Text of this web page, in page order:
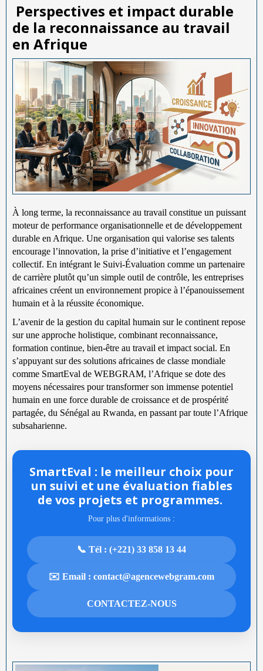
Perspectives et impact durable
de la reconnaissance au travail
en Afrique
À long terme, la reconnaissance au travail constitue un puissant
moteur de performance organisationnelle et de développement
durable en Afrique. Une organisation qui valorise ses talents
encourage l’innovation, la prise d’initiative et l’engagement
collectif. En intégrant le Suivi-Évaluation comme un partenaire
de carrière plutôt qu’un simple outil de contrôle, les entreprises
africaines créent un environnement propice à l’épanouissement
humain et à la réussite économique.
L’avenir de la gestion du capital humain sur le continent repose
sur une approche holistique, combinant reconnaissance,
formation continue, bien-être au travail et impact social. En
s’appuyant sur des solutions africaines de classe mondiale
comme SmartEval de WEBGRAM, l’Afrique se dote des
moyens nécessaires pour transformer son immense potentiel
humain en une force durable de croissance et de prospérité
partagée, du Sénégal au Rwanda, en passant par toute l’Afrique
subsaharienne.
SmartEval : le meilleur choix pour
un suivi et une évaluation fiables
de vos projets et programmes.
Pour plus d'informations :
📞 Tél : (+221) 33 858 13 44
✉️ Email : contact@agencewebgram.com
CONTACTEZ-NOUS